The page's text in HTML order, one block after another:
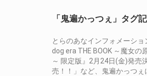
「鬼遍かっつぇ」タグ
とらのあなインフォメーシ
dog era THE BOOK ～魔女
～ 限定版』2月24日(金)発売
売！！」など、鬼遍かっつ